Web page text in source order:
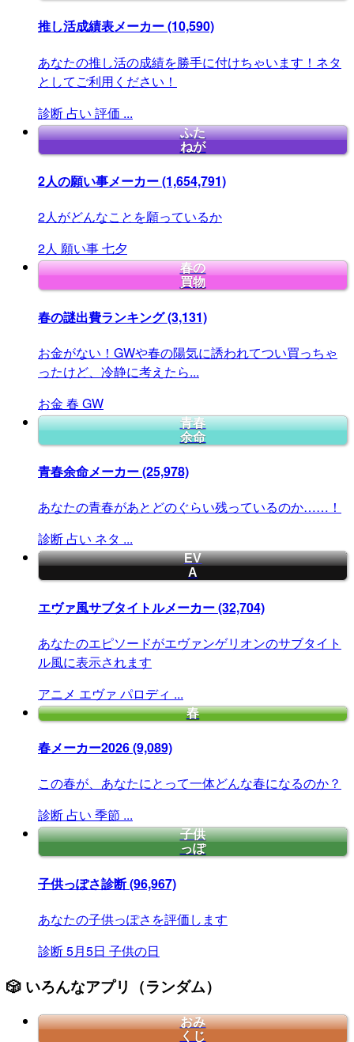
推し活成績表メーカー(10,590)
あなたの推し活の成績を勝手に付けちゃいます！ネタ
としてご利用ください！
診断 占い 評価 ...
ふた
ねが
2人の願い事メーカー(1,654,791)
2人がどんなことを願っているか
2人 願い事七夕
春の
買物
春の謎出費ランキング(3,131)
お金がない！GWや春の陽気に誘われてつい買っちゃ
ったけど、冷静に考えたら...
お金 春 GW
青春
余命
青春余命メーカー(25,978)
あなたの青春があとどのぐらい残っているのか……！
診断 占い ネタ ...
EV
A
エヴァ風サブタイトルメーカー(32,704)
あなたのエピソードがエヴァンゲリオンのサブタイト
ル風に表示されます
アニメ エヴァ パロディ ...
春
春メーカー2026(9,089)
この春が、あなたにとって一体どんな春になるのか？
診断 占い 季節 ...
子供
っぽ
子供っぽさ診断(96,967)
あなたの子供っぽさを評価します
診断5月5日 子供の日
🎲 いろんなアプリ（ランダム）
おみ
くじ